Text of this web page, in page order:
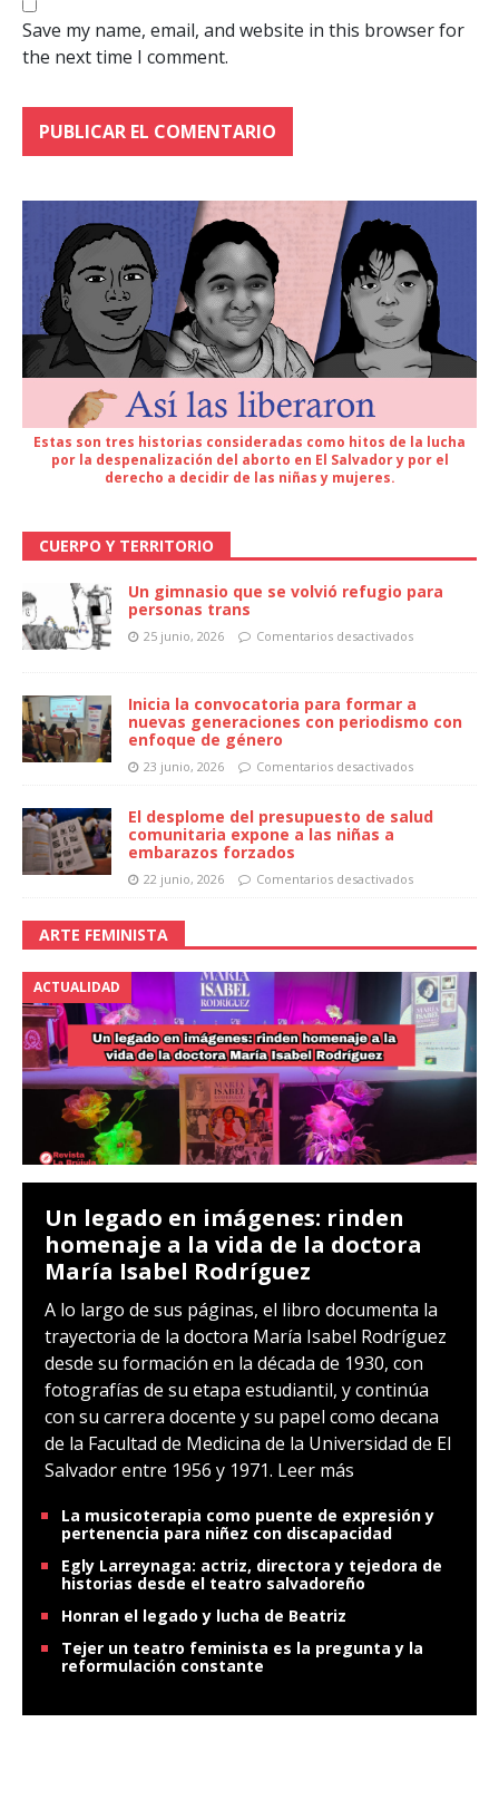
Save my name, email, and website in this browser for
the next time I comment.
Estas son tres historias consideradas como hitos de la lucha
por la despenalización del aborto en El Salvador y por el
derecho a decidir de las niñas y mujeres.
CUERPO Y TERRITORIO
Un gimnasio que se volvió refugio para
personas trans
25 junio, 2026 Comentarios desactivados
Inicia la convocatoria para formar a
nuevas generaciones con periodismo con
enfoque de género
23 junio, 2026 Comentarios desactivados
El desplome del presupuesto de salud
comunitaria expone a las niñas a
embarazos forzados
22 junio, 2026 Comentarios desactivados
ARTE FEMINISTA
ACTUALIDAD
Un legado en imágenes: rinden
homenaje a la vida de la doctora
María Isabel Rodríguez
A lo largo de sus páginas, el libro documenta la
trayectoria de la doctora María Isabel Rodríguez
desde su formación en la década de 1930, con
fotografías de su etapa estudiantil, y continúa
con su carrera docente y su papel como decana
de la Facultad de Medicina de la Universidad de El
Salvador entre 1956 y 1971. Leer más
La musicoterapia como puente de expresión y
pertenencia para niñez con discapacidad
Egly Larreynaga: actriz, directora y tejedora de
historias desde el teatro salvadoreño
Honran el legado y lucha de Beatriz
Tejer un teatro feminista es la pregunta y la
reformulación constante